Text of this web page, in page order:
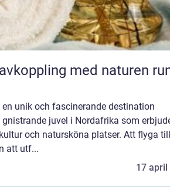
unik och fascinerande destination
juvel i Nordafrika som
och natursköna platser. Att flyga till
att utf...
17 april